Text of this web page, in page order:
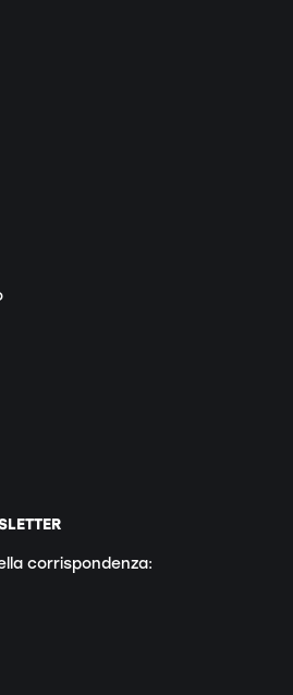
corrispondenza: